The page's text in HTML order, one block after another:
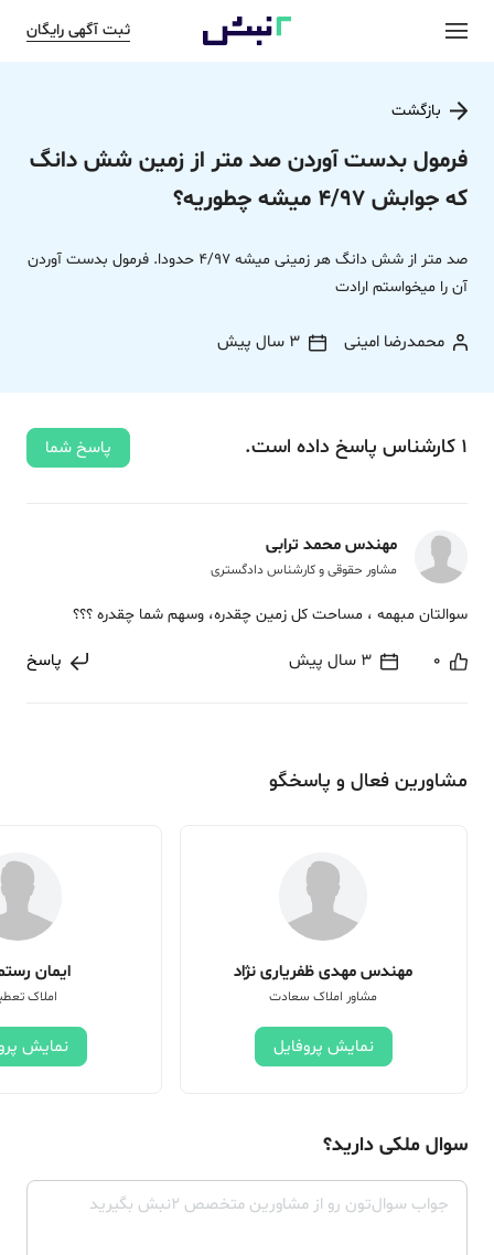
ثبت آگهی رایگان
بازگشت
فرمول بدست آوردن صد متر از زمین شش دانگ
که جوابش 4/97 میشه چطوریه؟
صد متر از شش دانگ هر زمینی میشه 4/97 حدودا. فرمول بدست آوردن
آن را میخواستم ارادت
محمدرضا امینی 3 سال پیش
1 کارشناس پاسخ داده‌ است. پاسخ شما
مهندس محمد ترابی
مشاور حقوقی و کارشناس دادگستری
سوالتان مبهمه ، مساحت کل زمین چقدره، وسهم شما چقدره ؟؟؟
0 3 سال پیش پاسخ
مشاورین فعال و پاسخگو
مهندس مهدی ظفریاری نژاد
مشاور املاک سعادت
نمایش پروفایل
ایمان
املاک
نمایش
سوال ملکی دارید؟